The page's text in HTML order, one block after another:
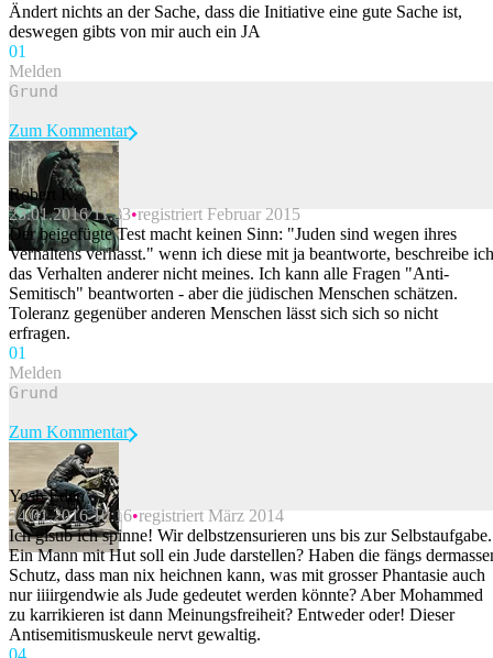
Ändert nichts an der Sache, dass die Initiative eine gute Sache ist,
deswegen gibts von mir auch ein JA
01
Melden
Beitrag melden
Zum Kommentar
Robert K.
23.01.2016 11:33 registriert Februar 2015
Der beigefügte Test macht keinen Sinn: "Juden sind wegen ihres
Verhaltens verhasst." wenn ich diese mit ja beantworte, beschreibe ich
das Verhalten anderer nicht meines. Ich kann alle Fragen "Anti-
Semitisch" beantworten - aber die jüdischen Menschen schätzen.
Toleranz gegenüber anderen Menschen lässt sich sich so nicht
erfragen.
01
Melden
Beitrag melden
Zum Kommentar
Yosh Eden
24.01.2016 10:16 registriert März 2014
Ich glsub ich spinne! Wir delbstzensurieren uns bis zur Selbstaufgabe.
Ein Mann mit Hut soll ein Jude darstellen? Haben die fängs
Schutz, dass man nix heichnen kann, was mit grosser Phantasie auch
nur iiiirgendwie als Jude gedeutet werden könnte? Aber Mohammed
zu karrikieren ist dann Meinungsfreiheit? Entweder oder! Dieser
Antisemitismuskeule nervt gewaltig.
04